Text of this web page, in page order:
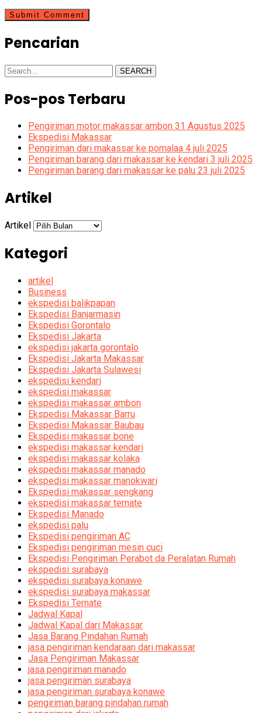
Pencarian
SEARCH
Pos-pos Terbaru
Pengiriman motor makassar ambon 31 Agustus 2025
Ekspedisi Makassar
Pengiriman dari makassar ke pomalaa 4 juli 2025
Pengiriman barang dari makassar ke kendari 3 juli 2025
Pengiriman barang dari makassar ke palu 23 juli 2025
Artikel
Artikel
Kategori
artikel
Business
ekspedisi balikpapan
Ekspedisi Banjarmasin
Ekspedisi Gorontalo
Ekspedisi Jakarta
ekspedisi jakarta gorontalo
Ekspedisi Jakarta Makassar
Ekspedisi Jakarta Sulawesi
ekspedisi kendari
ekspedisi makassar
ekspedisi makassar ambon
Ekspedisi Makassar Barru
Ekspedisi Makassar Baubau
Ekspedisi makassar bone
ekspedisi makassar kendari
ekspedisi makassar kolaka
ekspedisi makassar manado
ekspedisi makassar manokwari
Ekspedisi makassar sengkang
ekspedisi makassar ternate
Ekspedisi Manado
ekspedisi palu
Ekspedisi pengiriman AC
Ekspedisi pengiriman mesin cuci
Ekspedisi Pengiriman Perabot da Peralatan Rumah
ekspedisi surabaya
ekspedisi surabaya konawe
ekspedisi surabaya makassar
Ekspedisi Ternate
Jadwal Kapal
Jadwal Kapal dari Makassar
Jasa Barang Pindahan Rumah
jasa pengiriman kendaraan dari makassar
Jasa Pengiriman Makassar
jasa pengiriman manado
jasa pengiriman surabaya
jasa pengiriman surabaya konawe
pengiriman barang pindahan rumah